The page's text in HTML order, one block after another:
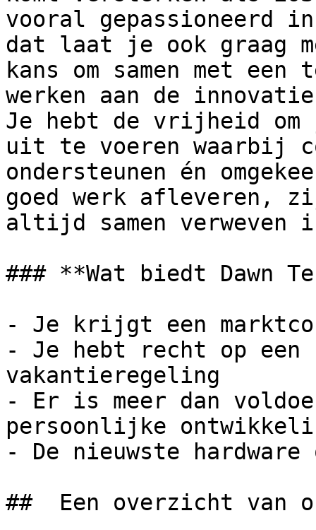
vooral gepassioneerd
dat laat je ook graag
kans om samen met
werken aan de
Je hebt de vrijheid
uit te voeren waarbij
ondersteunen én
goed werk afleveren,
altijd samen verweven
### **Wat biedt Dawn
- Je krijgt een
- Je hebt recht op een
vakantieregeling
- Er is meer dan
persoonlijke
- De nieuwste
##  Een overzicht van